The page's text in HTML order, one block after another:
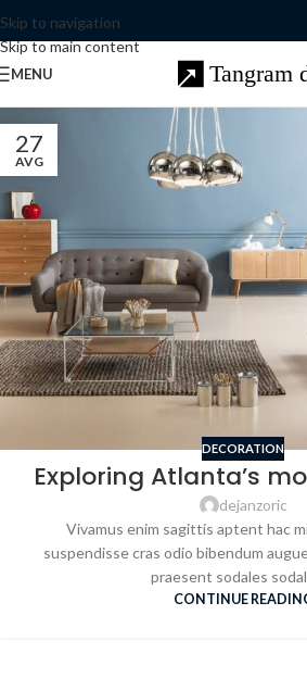
Skip to navigation
Skip to main content
MENU
27
AVG
DECORATION
Exploring Atlanta’s
dejanzoric
Vivamus enim sagittis aptent hac
suspendisse cras odio bibendum
praesent sodales
CONTINUE